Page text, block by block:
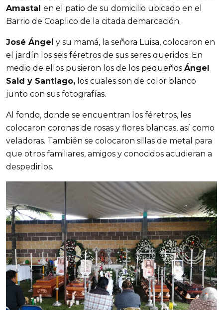
Amastal en el patio de su domicilio ubicado en el
Barrio de Coaplico de la citada demarcación.
José Ánge l y su mamá, la señora Luisa, colocaron en
el jardín los seis féretros de sus seres queridos. En
medio de ellos pusieron los de los pequeños Ángel
Said y Santiago, los cuales son de color blanco
junto con sus fotografías.
Al fondo, donde se encuentran los féretros, les
colocaron coronas de rosas y flores blancas, así como
veladoras. También se colocaron sillas de metal para
que otros familiares, amigos y conocidos acudieran a
despedirlos.